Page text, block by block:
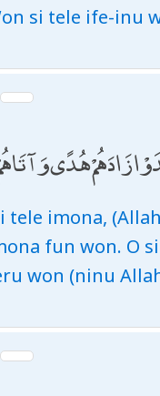
si tele ife-inu
زَادَهُمْ هُدًى
tele imona,
fun won. O
won (ninu